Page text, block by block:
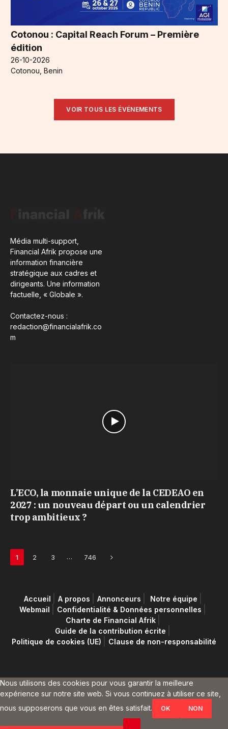
Cotonou : Capital Reach Forum – Première
édition
26-10-2026
Cotonou, Benin
VOIR TOUS LES ÉVÉNEMENTS
Média multi-support,
Financial Afrik propose une
information financière
stratégique aux cadres et
dirigeants. Une information
factuelle, « Globale ».
Contactez-nous :
redaction@financialafrik.co
m
L’ECO, la monnaie unique de la CEDEAO en
2027 : un nouveau départ ou un calendrier
trop ambitieux ?
1 2 3 … 746 Next
Accueil A propos Annonceurs
Notre équipe
Webmail
Confidentialité & Données personnelles
Charte de Financial Afrik
Guide de la contribution écrite
Politique de cookies (UE)
Clause de non-responsabilité
Nous utilisons des cookies pour vous garantir la meilleure
expérience sur notre site web. Si vous continuez à utiliser ce site,
nous supposerons que vous en êtes satisfait.
OK NON